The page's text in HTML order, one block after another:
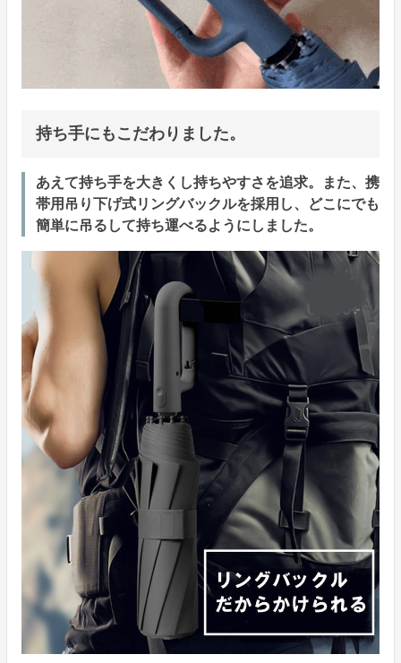
持ち手にもこだわりました。
あえて持ち手を大きくし持ちやすさを追求。また、携
帯用吊り下げ式リングバックルを採用し、どこにでも
簡単に吊るして持ち運べるようにしました。